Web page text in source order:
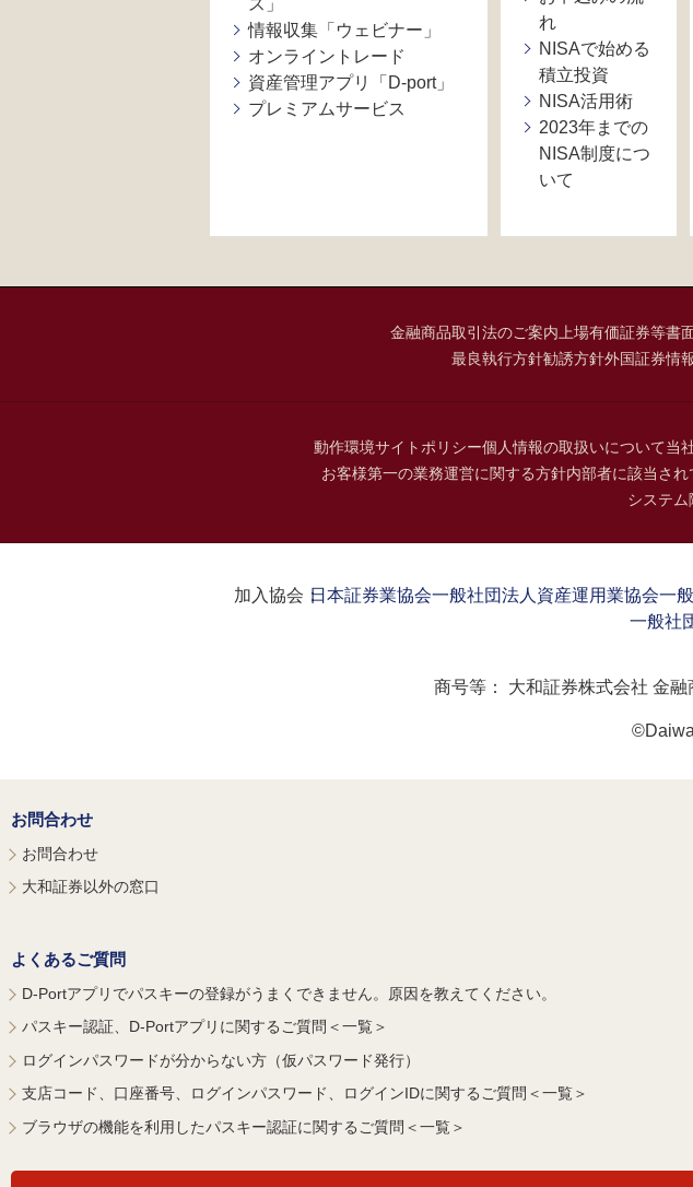
ス」
情報収集「ウェビナー」
オンライントレード
資産管理アプリ「D-port」
プレミアムサービス
れ
NISAで始める
積立投資
NISA活用術
2023年までの
NISA制度につ
いて
金融商品取引法のご案内 上場有価証券等書
最良執行方針勧誘方針外国証券情
動作環境サイトポリシー個人情報の取扱いについて当
お客様第一の業務運営に関する方針内部者に該当さ
システ
加入協会：日本証券業協会一般社団法人資産運用業協会一
一般社
商号等： 大和証券株式会社 金
お問合わせ
お問合わせ
大和証券以外の窓口
よくあるご質問
D-Portアプリでパスキーの登録がうまくできません。原因を教えてください。
パスキー認証、D-Portアプリに関するご質問＜一覧＞
ログインパスワードが分からない方（仮パスワード発行）
支店コード、口座番号、ログインパスワード、ログインIDに関するご質問＜一覧＞
ブラウザの機能を利用したパスキー認証に関するご質問＜一覧＞